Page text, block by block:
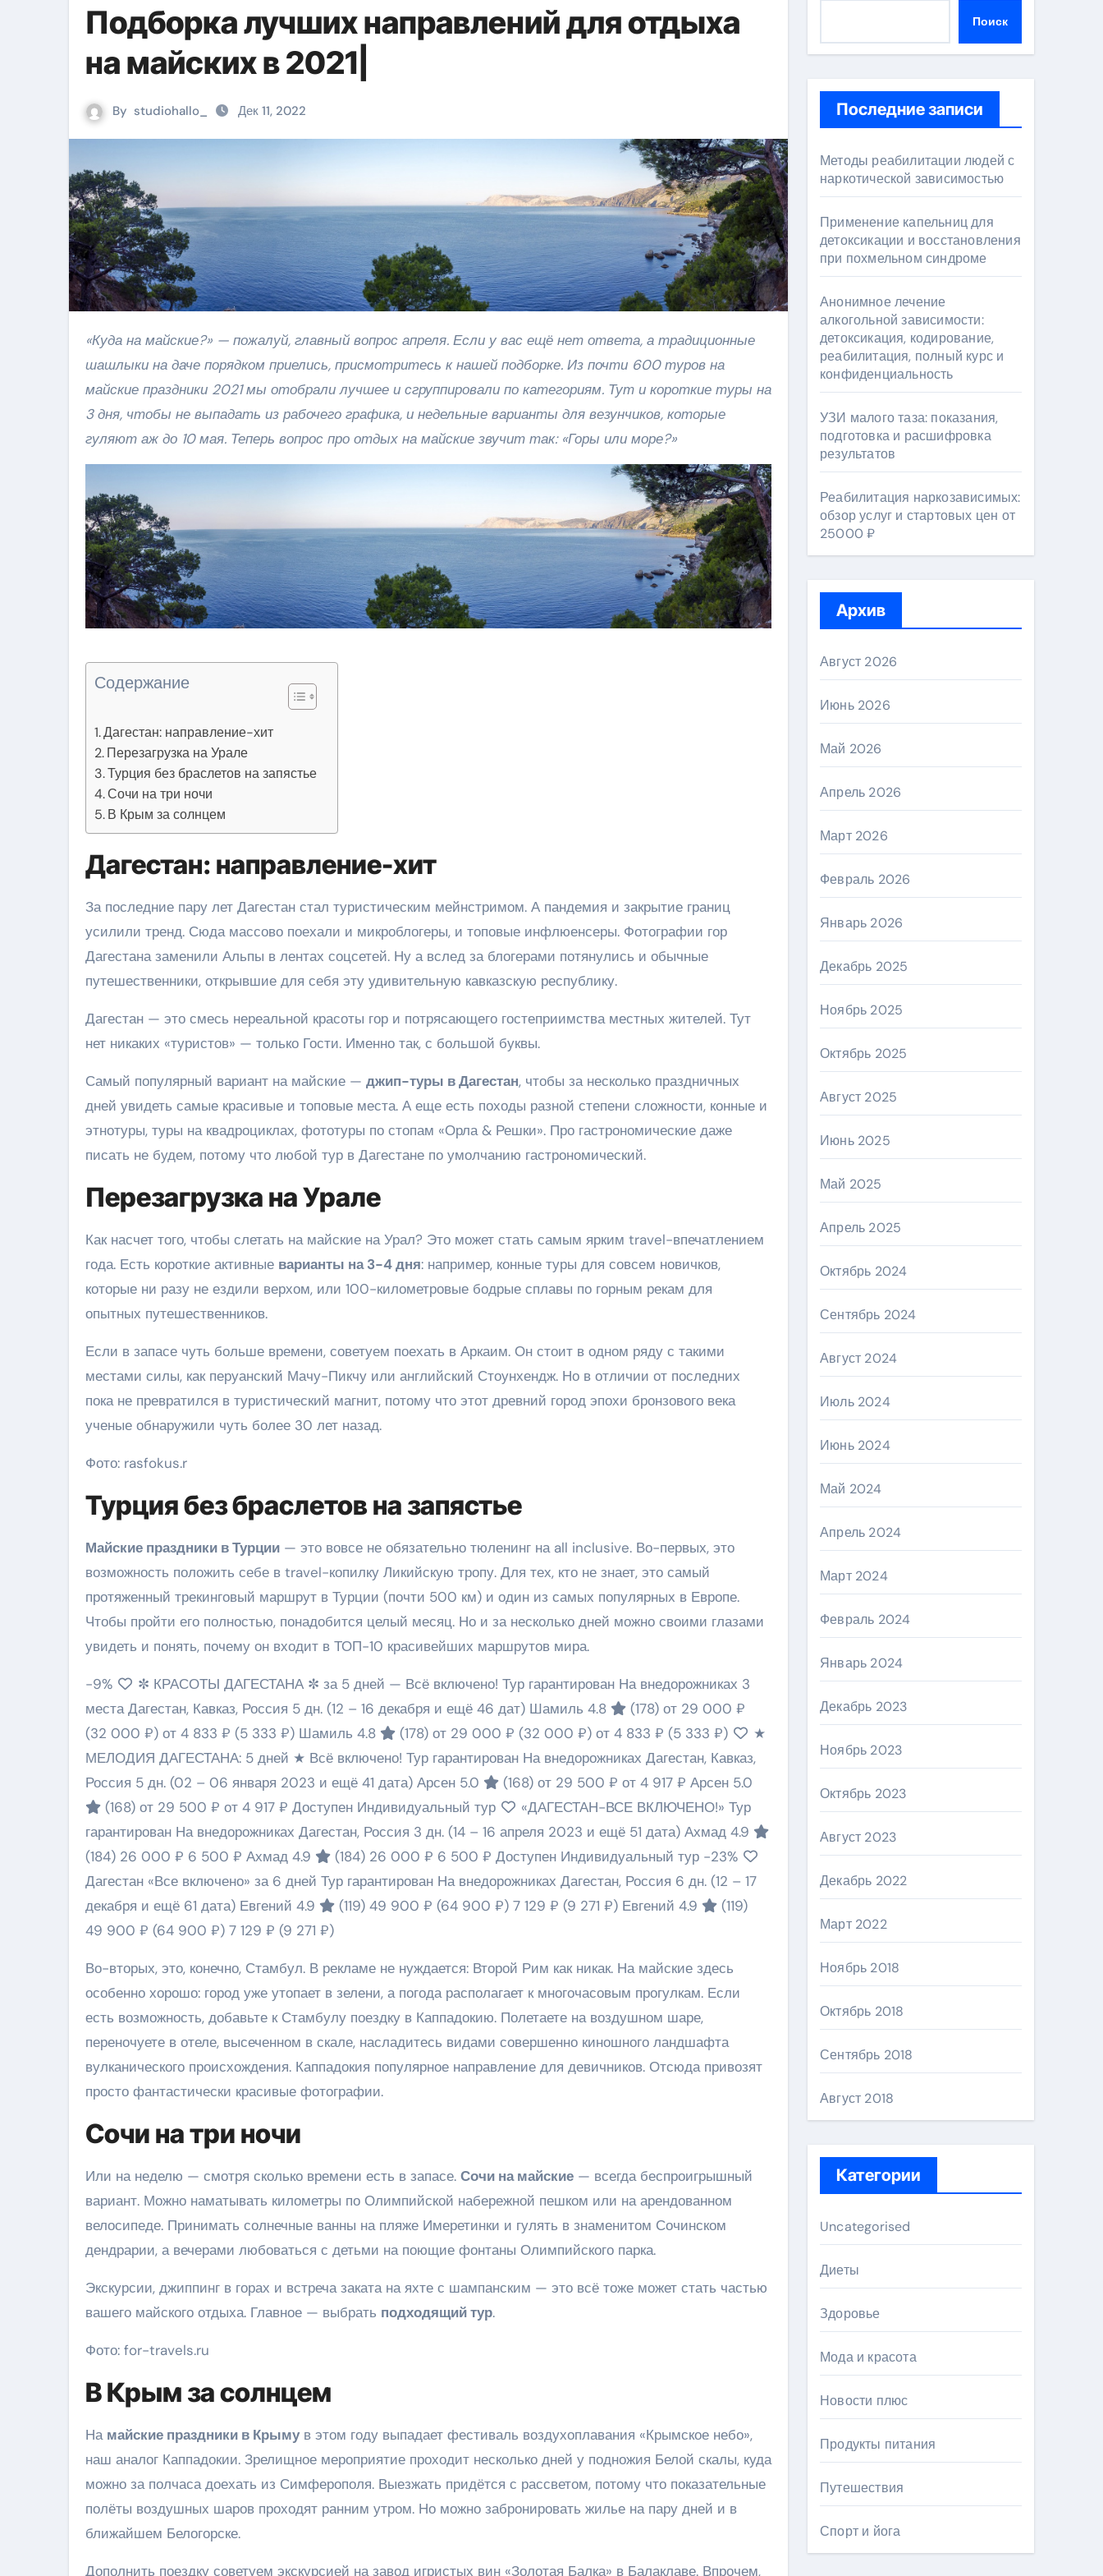
Подборка лучших направлений для отдыха
на майских в 2021|
By studiohallo_ Дек 11, 2022
«Куда на майские?» — пожалуй, главный вопрос апреля. Если у вас ещё нет ответа, а традиционные
шашлыки на даче порядком приелись, присмотритесь к нашей подборке. Из почти 600туров на
майские праздники 2021мы отобрали лучшее и сгруппировали по категориям. Тут и короткие туры на
3 дня, чтобы не выпадать из рабочего графика, и недельные варианты для везунчиков, которые
гуляют аж до 10 мая. Теперь вопрос про отдых на майские звучит так: «Горы или море?»
Содержание
Дагестан: направление-хит
Перезагрузка на Урале
Турция без браслетов на запястье
Сочи на три ночи
В Крым за солнцем
Дагестан: направление-хит
За последние пару лет Дагестан стал туристическим мейнстримом. А пандемия и закрытие границ
усилили тренд. Сюда массово поехали и микроблогеры, и топовые инфлюенсеры. Фотографии гор
Дагестана заменили Альпы в лентах соцсетей. Ну а вслед за блогерами потянулись и обычные
путешественники, открывшие для себя эту удивительную кавказскую республику.
Дагестан — это смесь нереальной красоты гор и потрясающего гостеприимства местных жителей. Тут
нет никаких «туристов» — только Гости. Именно так, с большой буквы.
Самый популярный вариант на майские — джип-туры в Дагестан, чтобы за несколько праздничных
дней увидеть самые красивые и топовые места. А еще есть походы разной степени сложности, конные и
этнотуры, туры на квадроциклах, фототуры по стопам «Орла & Решки». Про гастрономические даже
писать не будем, потому что любой тур в Дагестане по умолчанию гастрономический.
Перезагрузка на Урале
Как насчет того, чтобы слетать на майские на Урал? Это может стать самым ярким travel-впечатлением
года. Есть короткие активные варианты на 3-4 дня: например, конные туры для совсем новичков,
которые ни разу не ездили верхом, или 100-километровые бодрые сплавы по горным рекам для
опытных путешественников.
Если в запасе чуть больше времени, советуем поехать в Аркаим. Он стоит в одном ряду с такими
местами силы, как перуанский Мачу-Пикчу или английский Стоунхендж. Но в отличии от последних
пока не превратился в туристический магнит, потому что этот древний город эпохи бронзового века
ученые обнаружили чуть более 30 лет назад.
Фото: rasfokus.r
Турция без браслетов на запястье
Майские праздники в Турции — это вовсе не обязательно тюленинг на all inclusive. Во-первых, это
возможность положить себе в travel-копилку Ликийскую тропу. Для тех, кто не знает, это самый
протяженный трекинговый маршрут в Турции (почти 500 км) и один из самых популярных в Европе.
Чтобы пройти его полностью, понадобится целый месяц. Но и за несколько дней можно своими глазами
увидеть и понять, почему он входит в ТОП-10 красивейших маршрутов мира.
-9%
✼ КРАСОТЫ ДАГЕСТАНА ✼ за 5 дней — Всё включено! Тур гарантирован На внедорожниках 3
места Дагестан, Кавказ, Россия 5 дн. (12 – 16 декабря и ещё 46 дат) Шамиль 4.8 (178) от 29 000 ₽
(32 000 ₽) от 4 833 ₽ (5 333 ₽) Шамиль 4.8 (178) от 29 000 ₽ (32 000 ₽) от 4 833 ₽ (5 333 ₽)
★
МЕЛОДИЯ ДАГЕСТАНА: 5 дней ★ Всё включено! Тур гарантирован На внедорожниках Дагестан, Кавказ,
Россия 5 дн. (02 – 06 января 2023 и ещё 41 дата) Арсен 5.0 (168) от 29 500 ₽ от 4 917 ₽ Арсен 5.0
(168) от 29 500 ₽ от 4 917 ₽ Доступен Индивидуальный тур
«ДАГЕСТАН-ВСЕ ВКЛЮЧЕНО!» Тур
гарантирован На внедорожниках Дагестан, Россия 3 дн. (14 – 16 апреля 2023 и ещё 51 дата) Ахмад 4.9
(184) 26 000 ₽ 6 500 ₽ Ахмад 4.9 (184) 26 000 ₽ 6 500 ₽ Доступен Индивидуальный тур -23%
Дагестан «Все включено» за 6 дней Тур гарантирован На внедорожниках Дагестан, Россия 6 дн. (12 – 17
декабря и ещё 61 дата) Евгений 4.9 (119) 49 900 ₽ (64 900 ₽) 7 129 ₽ (9 271 ₽) Евгений 4.9
(119)
49 900 ₽ (64 900 ₽) 7 129 ₽ (9 271 ₽)
Во-вторых, это, конечно, Стамбул. В рекламе не нуждается: Второй Рим как никак. На майские здесь
особенно хорошо: город уже утопает в зелени, а погода располагает к многочасовым прогулкам. Если
есть возможность, добавьте к Стамбулу поездку в Каппадокию. Полетаете на воздушном шаре,
переночуете в отеле, высеченном в скале, насладитесь видами совершенно киношного ландшафта
вулканического происхождения. Каппадокия популярное направление для девичников. Отсюда привозят
просто фантастически красивые фотографии.
Сочи на три ночи
Или на неделю — смотря сколько времени есть в запасе. Сочи на майские — всегда беспроигрышный
вариант. Можно наматывать километры по Олимпийской набережной пешком или на арендованном
велосипеде. Принимать солнечные ванны на пляже Имеретинки и гулять в знаменитом Сочинском
дендрарии, а вечерами любоваться с детьми на поющие фонтаны Олимпийского парка.
Экскурсии, джиппинг в горах и встреча заката на яхте с шампанским — это всё тоже может стать частью
вашего майского отдыха. Главное — выбрать подходящий тур.
Фото: for-travels.ru
В Крым за солнцем
На майские праздники в Крымув этом году выпадает фестиваль воздухоплавания «Крымское небо»,
наш аналог Каппадокии. Зрелищное мероприятие проходит несколько дней у подножия Белой скалы, куда
можно за полчаса доехать из Симферополя. Выезжать придётся с рассветом, потому что показательные
полёты воздушных шаров проходят ранним утром. Но можно забронировать жилье на пару дней и в
ближайшем Белогорске.
Дополнить поездку советуем экскурсией на завод игристых вин «Золотая Балка» в Балаклаве. Впрочем,
Поиск
Последние записи
Методы реабилитации людей с
наркотической зависимостью
Применение капельниц для
детоксикации и восстановления
при похмельном синдроме
Анонимное лечение
алкогольной зависимости:
детоксикация, кодирование,
реабилитация, полный курс и
конфиденциальность
УЗИ малого таза: показания,
подготовка и расшифровка
результатов
Реабилитация наркозависимых:
обзор услуг и стартовых цен от
25000 ₽
Архив
Август 2026
Июнь 2026
Май 2026
Апрель 2026
Март 2026
Февраль 2026
Январь 2026
Декабрь 2025
Ноябрь 2025
Октябрь 2025
Август 2025
Июнь 2025
Май 2025
Апрель 2025
Октябрь 2024
Сентябрь 2024
Август 2024
Июль 2024
Июнь 2024
Май 2024
Апрель 2024
Март 2024
Февраль 2024
Январь 2024
Декабрь 2023
Ноябрь 2023
Октябрь 2023
Август 2023
Декабрь 2022
Март 2022
Ноябрь 2018
Октябрь 2018
Сентябрь 2018
Август 2018
Категории
Uncategorised
Диеты
Здоровье
Мода и красота
Новости плюс
Продукты питания
Путешествия
Спорт и йога